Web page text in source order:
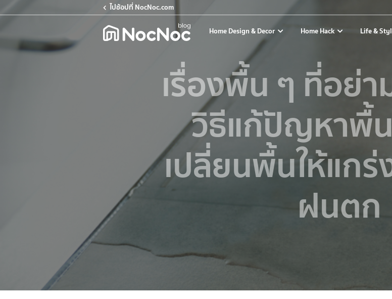
ไปช้อปที่ NocNoc.com
Home Design & Decor Home Hack Life &
เรื่องพื้น ๆ ที่อย่
วิธีแก้ปัญหาพื้
เปลี่ยนพื้นให้แก
ฝนตก